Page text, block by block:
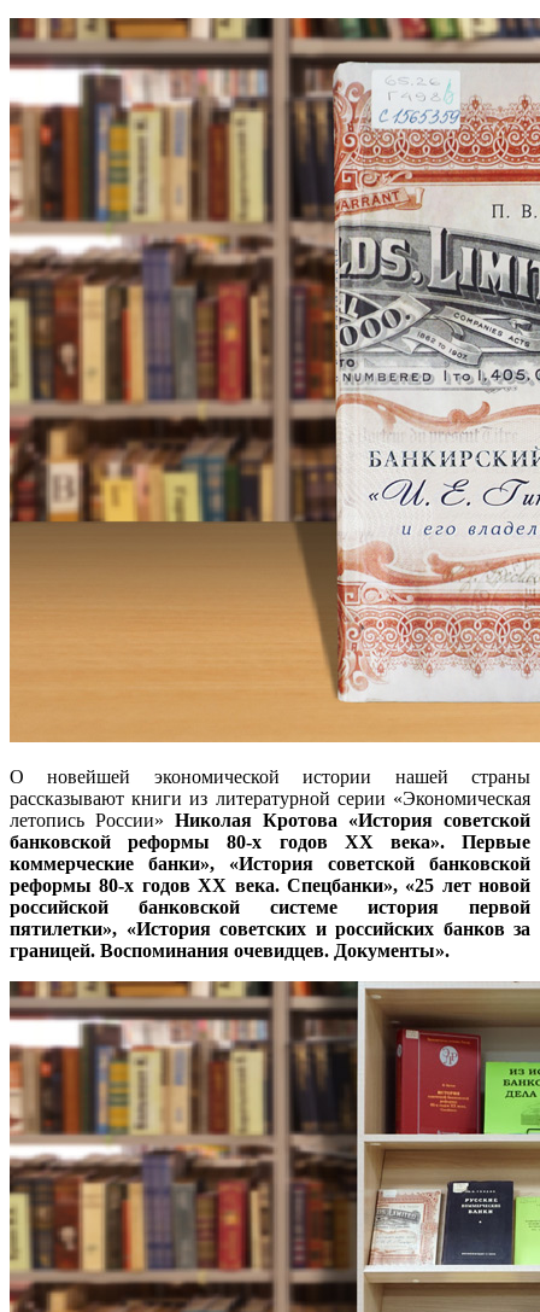
О новейшей экономической истории нашей страны
рассказывают книги из литературной серии «Экономическая
летопись России» Николая Кротова «История советской
банковской реформы 80-х годов XX века». Первые
коммерческие банки», «История советской банковской
реформы 80-х годов XX века. Спецбанки», «25 лет новой
российской банковской системе история первой
пятилетки», «История советских и российских банков за
границей. Воспоминания очевидцев. Документы».